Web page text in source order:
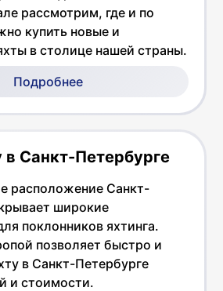
рассмотрим, где и по
купить новые и
в столице нашей страны.
Подробнее
в Санкт-Петербурге
расположение Санкт-
широкие
поклонников яхтинга.
позволяет быстро и
в Санкт-Петербурге
и стоимости.